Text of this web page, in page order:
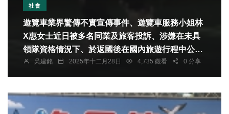
社會
遊覽車業界驚傳不實宣傳事件、遊覽車服務小姐林
X惠女士近日被多名同業及旅客投訴、涉嫌在未具
領隊資格情況下、於返國後在國內旅遊行程中公開
宣稱「曾帶團出國」、並細述海外帶團經驗、引發
爭議。
吳建銘 2025年十二月28日 4,735 觀看 0 分享